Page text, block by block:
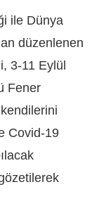
ile Dünya
düzenlenen
3-11 Eylül
Fener
Covid-19